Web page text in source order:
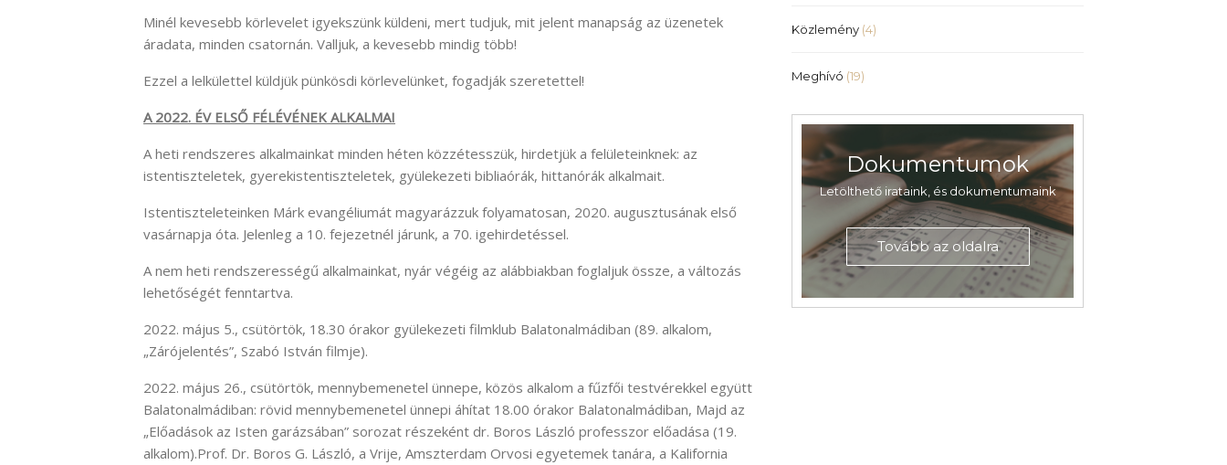
Minél kevesebb körlevelet igyekszünk küldeni, mert tudjuk, mit jelent manapság az üzenetek
áradata, minden csatornán. Valljuk, a kevesebb mindig több!
Ezzel a lelkülettel küldjük pünkösdi körlevelünket, fogadják szeretettel!
A 2022. ÉV ELSŐ FÉLÉVÉNEK ALKALMAI
A heti rendszeres alkalmainkat minden héten közzétesszük, hirdetjük a felületeinknek: az
istentiszteletek, gyerekistentiszteletek, gyülekezeti bibliaórák, hittanórák alkalmait.
Istentiszteleteinken Márk evangéliumát magyarázzuk folyamatosan, 2020. augusztusának első
vasárnapja óta. Jelenleg a 10. fejezetnél járunk, a 70. igehirdetéssel.
A nem heti rendszerességű alkalmainkat, nyár végéig az alábbiakban foglaljuk össze, a változás
lehetőségét fenntartva.
2022. május 5., csütörtök, 18.30 órakor gyülekezeti filmklub Balatonalmádiban (89. alkalom,
„Zárójelentés”, Szabó István filmje).
2022. május 26., csütörtök, mennybemenetel ünnepe, közös alkalom a fűzfői testvérekkel együtt
Balatonalmádiban: rövid mennybemenetel ünnepi áhítat 18.00 órakor Balatonalmádiban, Majd az
„Előadások az Isten garázsában” sorozat részeként dr. Boros László professzor előadása (19.
alkalom).Prof. Dr. Boros G. László, a Vrije, Amszterdam Orvosi egyetemek tanára, a Kalifornia
Közlemény (4)
Meghívó (19)
Dokumentumok
Letölthető irataink, és dokumentumaink
Tovább az oldalra